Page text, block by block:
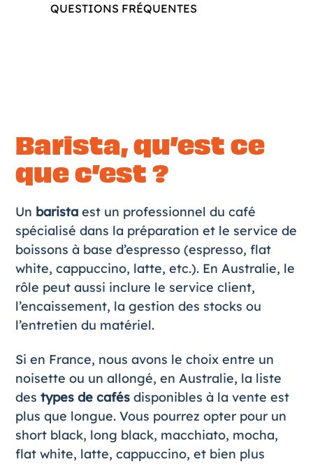
QUESTIONS FRÉQUENTES
Barista, qu’est ce
que c’est ?
Un baristaest un professionnel du café
spécialisé dans la préparation et le service de
boissons à base d’espresso (espresso, flat
white, cappuccino, latte, etc.). En Australie, le
rôle peut aussi inclure le service client,
l’encaissement, la gestion des stocks ou
l’entretien du matériel.
Si en France, nous avons le choix entre un
noisette ou un allongé, en Australie, la liste
des types de cafésdisponibles à la vente est
plus que longue. Vous pourrez opter pour un
short black, long black, macchiato, mocha,
flat white, latte, cappuccino, et bien plus